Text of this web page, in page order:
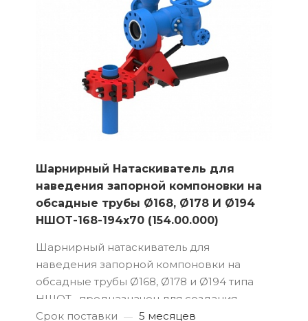
Шарнирный Натаскиватель для
наведения запорной компоновки на
обсадные трубы Ø168, Ø178 И Ø194
НШОТ-168-194х70 (154.00.000)
Шарнирный натаскиватель для
наведения запорной компоновки на
обсадные трубы Ø168, Ø178 и Ø194 типа
НШОТ, предназначен для создания
фланцевой базы на обсадных трубах и
Срок поставки — 5 месяцев